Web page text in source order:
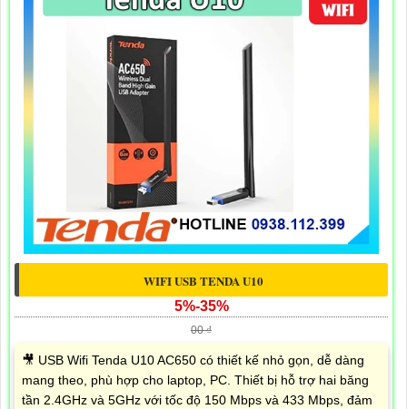
WIFI USB TENDA U10
5%-35%
00 ₫
🎥 USB Wifi Tenda U10 AC650 có thiết kế nhỏ gọn, dễ dàng
mang theo, phù hợp cho laptop, PC. Thiết bị hỗ trợ hai băng
tần 2.4GHz và 5GHz với tốc độ 150 Mbps và 433 Mbps, đảm